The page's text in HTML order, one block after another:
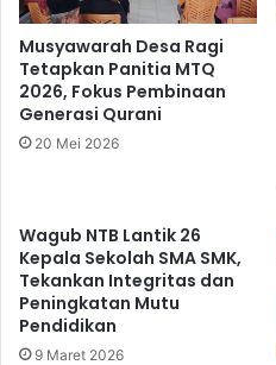
Musyawarah Desa Ragi
Tetapkan Panitia MTQ
2026, Fokus Pembinaan
Generasi Qurani
20 Mei 2026
Wagub NTB Lantik 26
Kepala Sekolah SMA SMK,
Tekankan Integritas dan
Peningkatan Mutu
Pendidikan
9 Maret 2026